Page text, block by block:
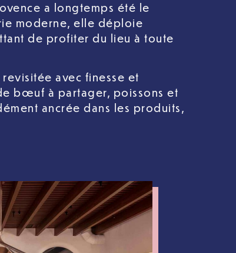
a longtemps été le
moderne, elle déploie
de profiter du lieu à toute
avec finesse et
bœuf à partager, poissons et
ancrée dans les produits,